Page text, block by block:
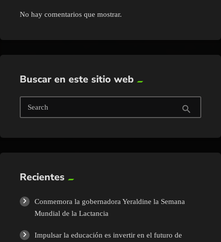
No hay comentarios que mostrar.
Buscar en este sitio web
Search search
Recientes
Conmemora la gobernadora Yeraldine la Semana
Mundial de la Lactancia
Impulsar la educación es invertir en el futuro de